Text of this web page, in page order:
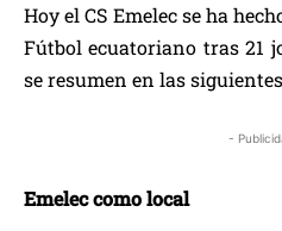
Hoy el CS Emelec se ha
Fútbol ecuatoriano tras 21
se resumen en las
-
Emelec como local